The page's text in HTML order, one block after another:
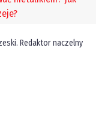
Redaktor naczelny